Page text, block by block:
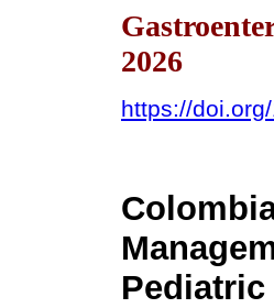
2026
https://